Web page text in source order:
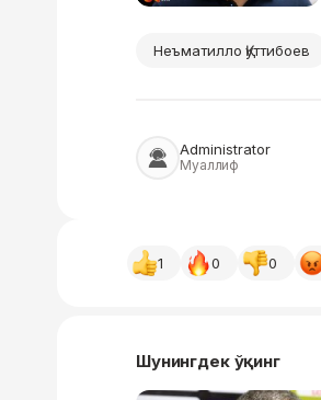
Неъматилло Қуттибоев
Administrator
Муаллиф
1 0 0
Шунингдек ўқинг